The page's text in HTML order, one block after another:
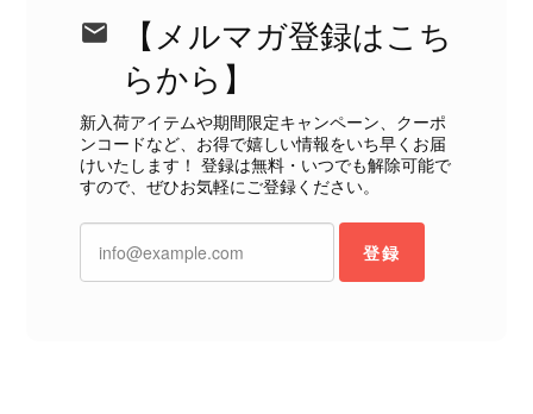
2026/08/01
届いた商品は、写真には写っていない内側の蛇腹部分と全面ポケ
【メルマガ登録はこち
らから】
新入荷アイテムや期間限定キャンペーン、クーポ
ンコードなど、お得で嬉しい情報をいち早くお届
けいたします！ 登録は無料・いつでも解除可能で
すので、ぜひお気軽にご登録ください。
登録